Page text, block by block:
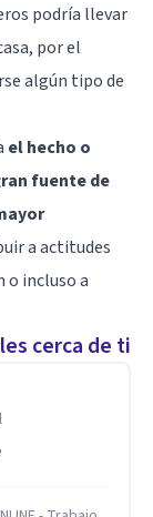
podría llevar
por el
algún tipo de
el hecho o
fuente de
a actitudes
o incluso a
cerca de ti